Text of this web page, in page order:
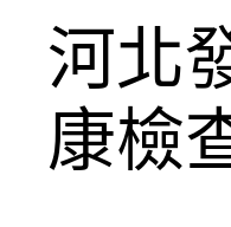
河北
康檢